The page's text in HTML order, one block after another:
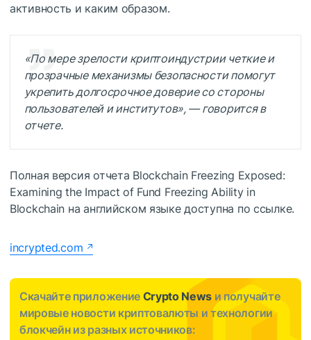
активность и каким образом.
«По мере зрелости криптоиндустрии четкие и
прозрачные механизмы безопасности помогут
укрепить долгосрочное доверие со стороны
пользователей и институтов», — говорится в
отчете.
Полная версия отчета Blockchain Freezing Exposed:
Examining the Impact of Fund Freezing Ability in
Blockchain на английском языке доступна по ссылке.
incrypted.com
Скачайте приложение Crypto News и получайте
мировые новости криптовалюты и технологии
блокчейн из разных источников: